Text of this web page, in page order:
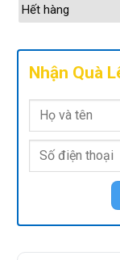
Hết hàng
Nhận Quà